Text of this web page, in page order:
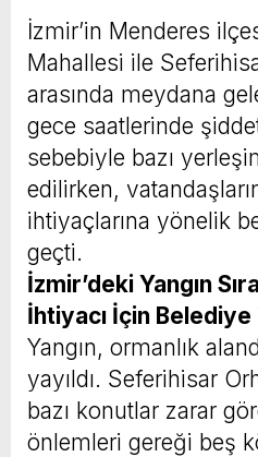
İzmir’in Menderes
Mahallesi ile
arasında meydana
gece saatlerinde
sebebiyle bazı
edilirken,
ihtiyaçlarına yönelik
geçti.
İzmir’deki Yangın
İhtiyacı İçin Belediye
Yangın, ormanlık
yayıldı. Seferihisar
bazı konutlar zarar
önlemleri gereği beş